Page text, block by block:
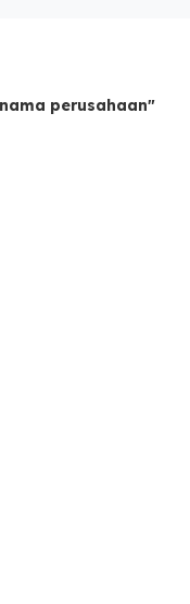
perusahaan"